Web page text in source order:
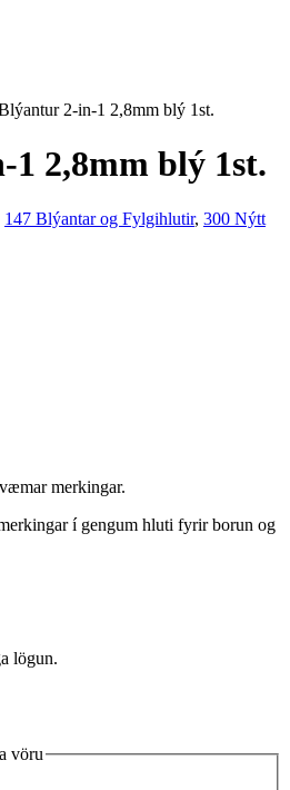
2-in-1 2,8mm blý 1st.
2,8mm blý 1st.
147 Blýantar og Fylgihlutir, 300 Nýtt
merkingar.
í gengum hluti fyrir borun og
lögun.
vöru